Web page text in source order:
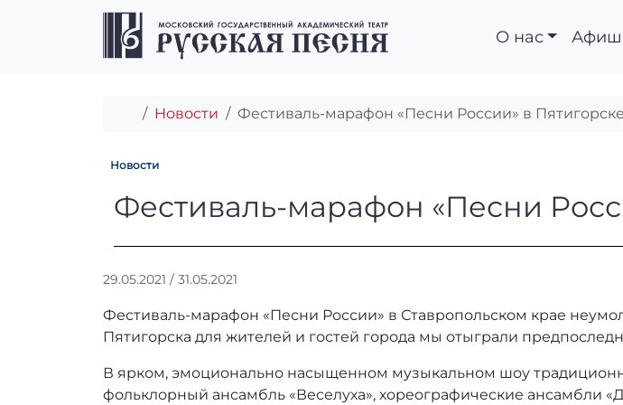
Перейти к содержимому
Перейти к футеру
О нас
Главная
Новости Фестиваль-марафон «Песни России» в Пятигорске
Новости
Фестиваль-марафон
Фестиваль-марафон «Песни
29.05.2021 / 31.05.2021
т
о
:
r
Фестиваль-марафон «Песни России» в Ставропольском крае
Пятигорска для жителей и гостей города мы отыграли
В ярком, эмоционально насыщенном музыкальном шоу
фольклорный ансамбль «Веселуха», хореографические ансамбли